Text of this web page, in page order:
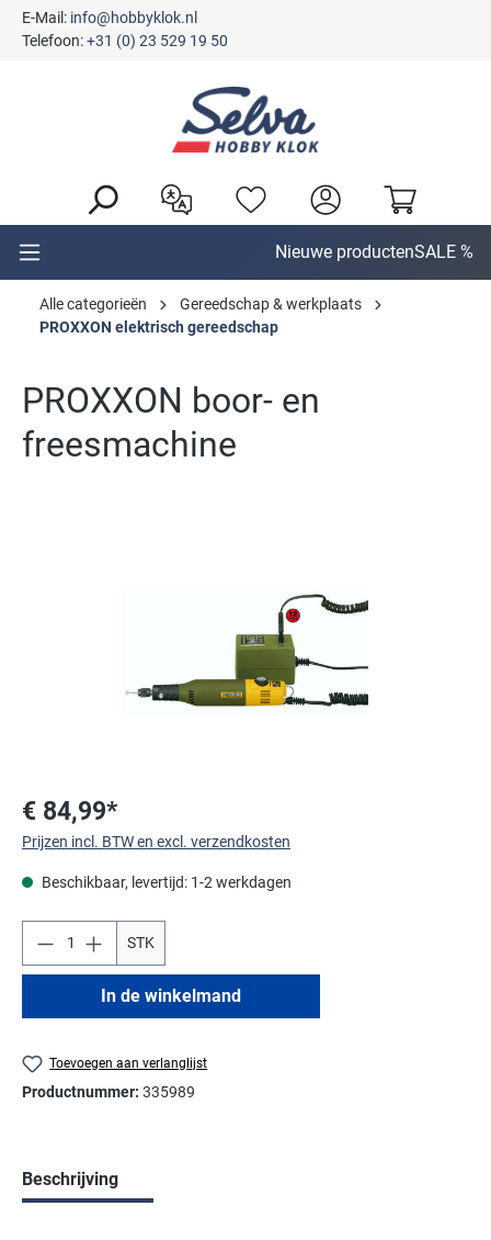
E-Mail: info@hobbyklok.nl
Telefoon:+31 (0) 23 529 19 50
Nieuwe productenSALE %
Alle categorieën
Gereedschap & werkplaats
PROXXON elektrisch gereedschap
PROXXON boor- en
freesmachine
€ 84,99*
Prijzen incl. BTW en excl. verzendkosten
Beschikbaar, levertijd: 1-2 werkdagen
STK
In de winkelmand
Toevoegen aan verlanglijst
Productnummer: 335989
Beschrijving